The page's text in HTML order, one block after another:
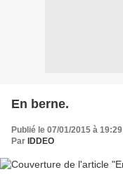
En berne.
Publié le 07/01/2015 à 19:29
Par IDDEO